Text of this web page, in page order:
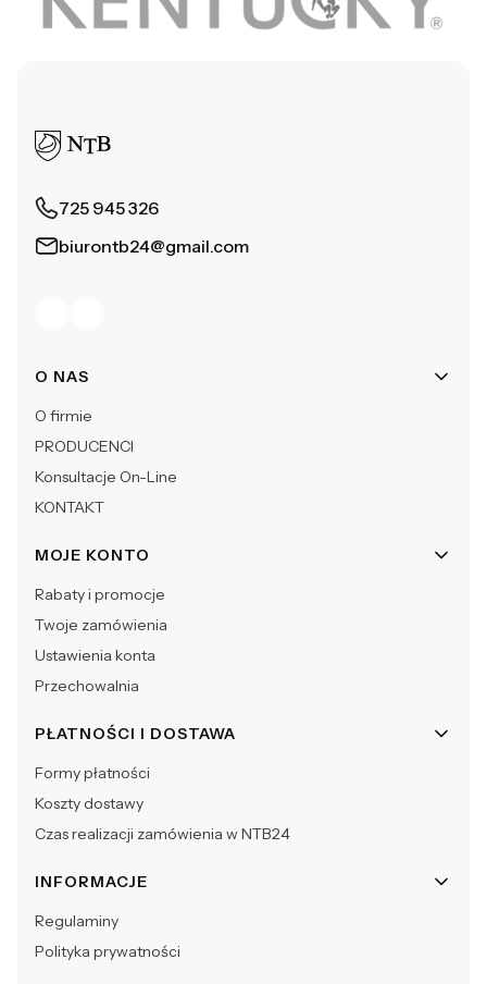
725 945 326
biurontb24@gmail.com
Linki w stopce
O NAS
O firmie
PRODUCENCI
Konsultacje On-Line
KONTAKT
MOJE KONTO
Rabaty i promocje
Twoje zamówienia
Ustawienia konta
Przechowalnia
PŁATNOŚCI I DOSTAWA
Formy płatności
Koszty dostawy
Czas realizacji zamówienia w NTB24
INFORMACJE
Regulaminy
Polityka prywatności